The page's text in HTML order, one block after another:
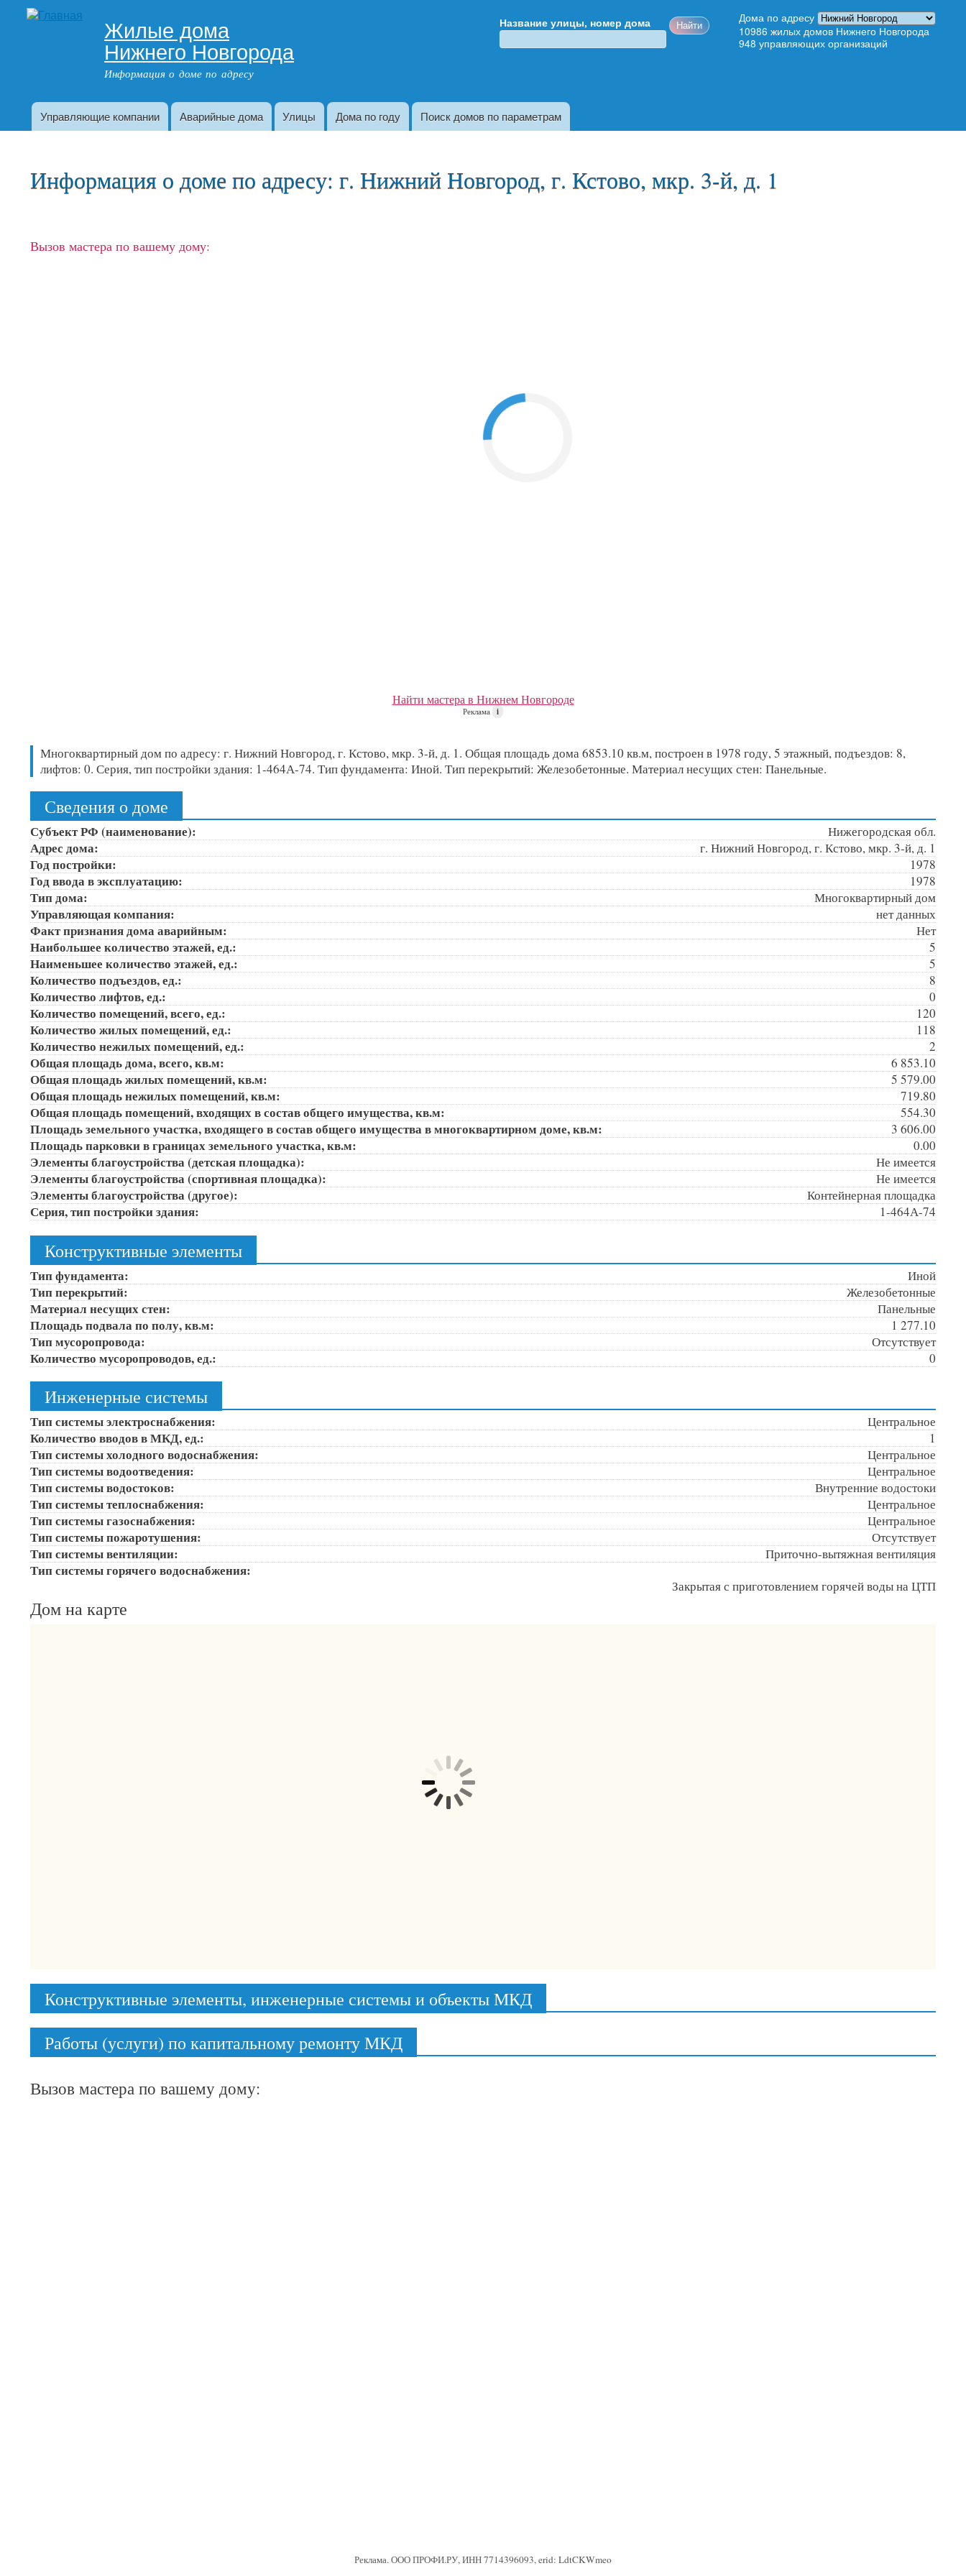
Жилые дома
Нижнего Новгорода
Информация о доме по адресу
Название улицы, номер дома
Дома по адресу
10986 жилых домов Нижнего Новгорода
948 управляющих организаций
Главное меню
Управляющие компании Аварийные дома Улицы Дома по году Поиск домов по параметрам
Информация о доме по адресу: г. Нижний Новгород, г. Кстово, мкр. 3-й, д. 1
Вызов мастера по вашему дому:
Найти мастера в Нижнем Новгороде
Реклама i
Многоквартирный дом по адресу: г. Нижний Новгород, г. Кстово, мкр. 3-й, д. 1. Общая площадь дома 6853.10 кв.м, построен в 1978 году, 5 этажный, подъездов: 8,
лифтов: 0. Серия, тип постройки здания: 1-464А-74. Тип фундамента: Иной. Тип перекрытий: Железобетонные. Материал несущих стен: Панельные.
Сведения о доме
Субъект РФ (наименование): Нижегородская обл.
Адрес дома: г. Нижний Новгород, г. Кстово, мкр. 3-й, д. 1
Год постройки: 1978
Год ввода в эксплуатацию: 1978
Тип дома: Многоквартирный дом
Управляющая компания: нет данных
Факт признания дома аварийным: Нет
Наибольшее количество этажей, ед.: 5
Наименьшее количество этажей, ед.: 5
Количество подъездов, ед.: 8
Количество лифтов, ед.: 0
Количество помещений, всего, ед.: 120
Количество жилых помещений, ед.: 118
Количество нежилых помещений, ед.: 2
Общая площадь дома, всего, кв.м: 6 853.10
Общая площадь жилых помещений, кв.м: 5 579.00
Общая площадь нежилых помещений, кв.м: 719.80
Общая площадь помещений, входящих в состав общего имущества, кв.м: 554.30
Площадь земельного участка, входящего в состав общего имущества в многоквартирном доме, кв.м: 3 606.00
Площадь парковки в границах земельного участка, кв.м: 0.00
Элементы благоустройства (детская площадка): Не имеется
Элементы благоустройства (спортивная площадка): Не имеется
Элементы благоустройства (другое): Контейнерная площадка
Серия, тип постройки здания: 1-464А-74
Конструктивные элементы
Тип фундамента: Иной
Тип перекрытий: Железобетонные
Материал несущих стен: Панельные
Площадь подвала по полу, кв.м: 1 277.10
Тип мусоропровода: Отсутствует
Количество мусоропроводов, ед.: 0
Инженерные системы
Тип системы электроснабжения: Центральное
Количество вводов в МКД, ед.: 1
Тип системы холодного водоснабжения: Центральное
Тип системы водоотведения: Центральное
Тип системы водостоков: Внутренние водостоки
Тип системы теплоснабжения: Центральное
Тип системы газоснабжения: Центральное
Тип системы пожаротушения: Отсутствует
Тип системы вентиляции: Приточно-вытяжная вентиляция
Тип системы горячего водоснабжения:
Закрытая с приготовлением горячей воды на ЦТП
Дом на карте
Конструктивные элементы, инженерные системы и объекты МКД
Работы (услуги) по капитальному ремонту МКД
Вызов мастера по вашему дому:
Реклама. ООО ПРОФИ.РУ, ИНН 7714396093, erid: LdtCKWmeo